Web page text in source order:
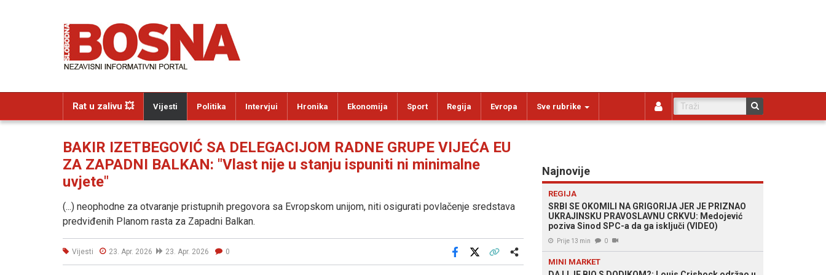
Rat u zalivu 💥 Vijesti Politika Intervjui Hronika Ekonomija Sport Regija Evropa Sve rubrike
BAKIR IZETBEGOVIĆ SA DELEGACIJOM RADNE GRUPE VIJEĆA EU
ZA ZAPADNI BALKAN: "Vlast nije u stanju ispuniti ni minimalne
uvjete"
(...) neophodne za otvaranje pristupnih pregovora sa Evropskom unijom, niti osigurati povlačenje sredstava
predviđenih Planom rasta za Zapadni Balkan.
Vijesti 23. Apr. 2026 23. Apr. 2026 0
Facebook
Najnovije
REGIJA
SRBI SE OKOMILI NA GRIGORIJA JER JE PRIZNAO
UKRAJINSKU PRAVOSLAVNU CRKVU: Medojević
poziva Sinod SPC-a da ga isključi (VIDEO)
Prije 13 min 0
MINI MARKET